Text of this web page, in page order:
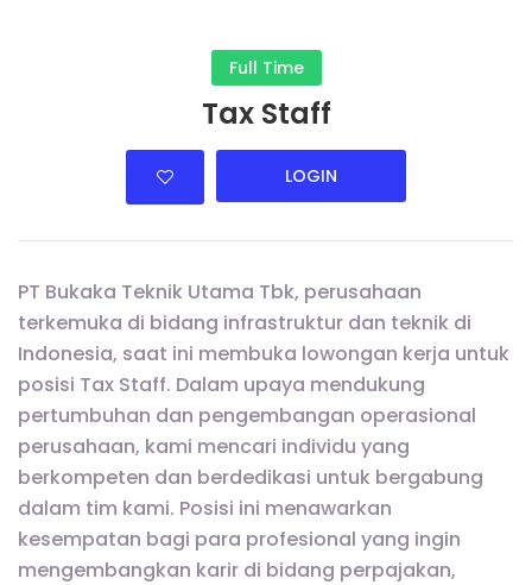
Full Time
Tax Staff
LOGIN
PT Bukaka Teknik Utama Tbk, perusahaan
terkemuka di bidang infrastruktur dan teknik di
Indonesia, saat ini membuka lowongan kerja untuk
posisi Tax Staff. Dalam upaya mendukung
pertumbuhan dan pengembangan operasional
perusahaan, kami mencari individu yang
berkompeten dan berdedikasi untuk bergabung
dalam tim kami. Posisi ini menawarkan
kesempatan bagi para profesional yang ingin
mengembangkan karir di bidang perpajakan,